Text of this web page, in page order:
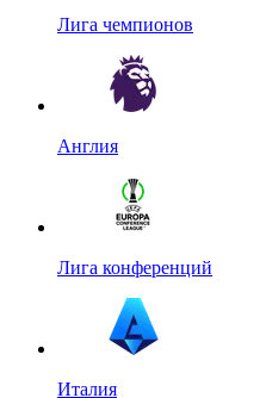
Лига чемпионов
Англия
Лига конференций
Италия